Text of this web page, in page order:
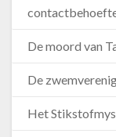
De moord van
De
Het